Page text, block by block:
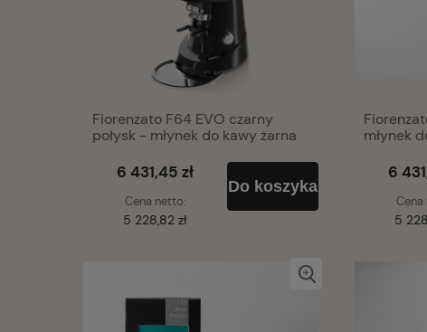
Fiorenzato F64 EVO czarny
połysk - młynek do kawy żarna
6 431,45 zł
Cena netto:
5 228,82 zł
Do koszyka
młynek
6
5